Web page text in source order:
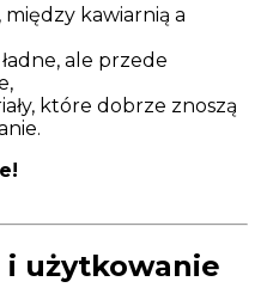
kawiarnią a
ale przede
które dobrze znoszą
i użytkowanie